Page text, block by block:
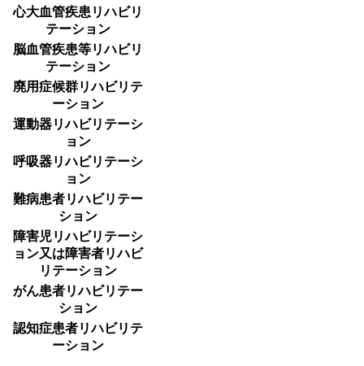
心大血管疾患リハビリ
テーション
脳血管疾患等リハビリ
テーション
廃用症候群リハビリテ
ーション
運動器リハビリテーシ
ョン
呼吸器リハビリテーシ
ョン
難病患者リハビリテー
ション
障害児リハビリテーシ
ョン又は障害者リハビ
リテーション
がん患者リハビリテー
ション
認知症患者リハビリテ
ーション